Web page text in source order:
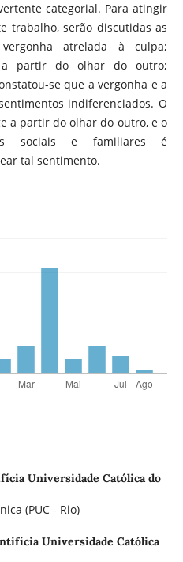
categorial. Para atingir
trabalho, serão discutidas as
atrelada à culpa;
a partir do olhar do outro;
se que a vergonha e a
indiferenciados. O
a partir do olhar do outro, e o
sociais e familiares é
tal sentimento.
Universidade Católica do
(PUC - Rio)
Universidade Católica